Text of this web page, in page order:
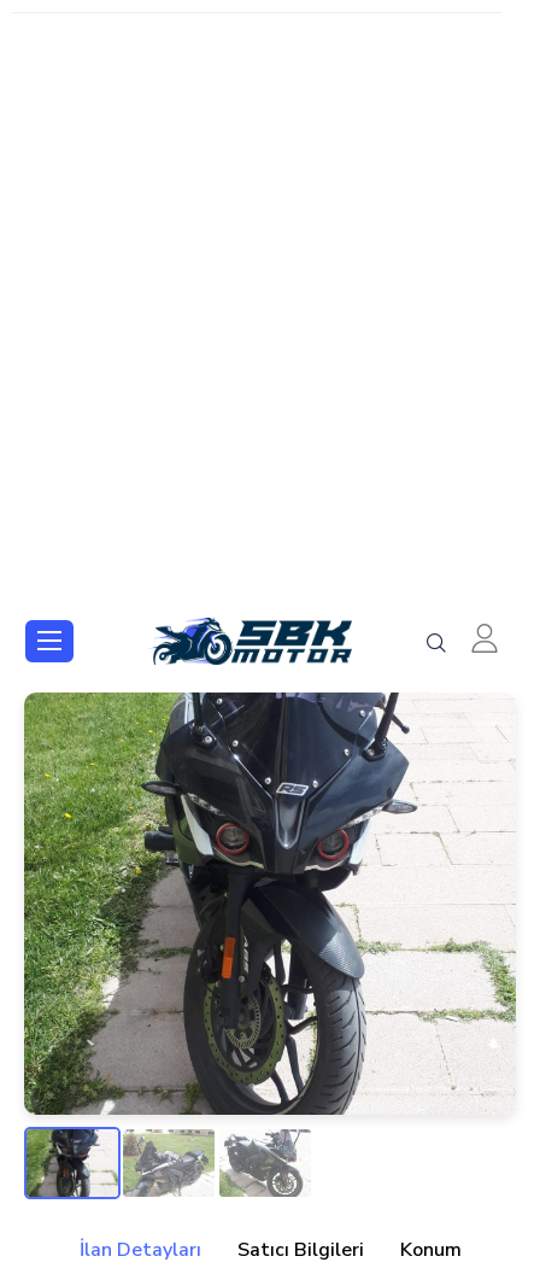
İlan Detayları Satıcı Bilgileri Konum